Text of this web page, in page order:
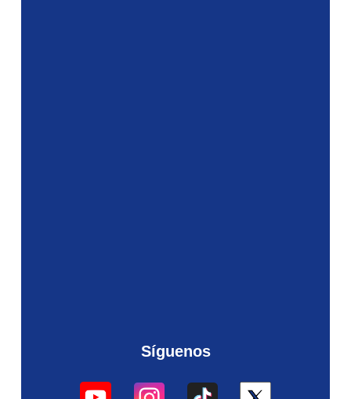
Síguenos